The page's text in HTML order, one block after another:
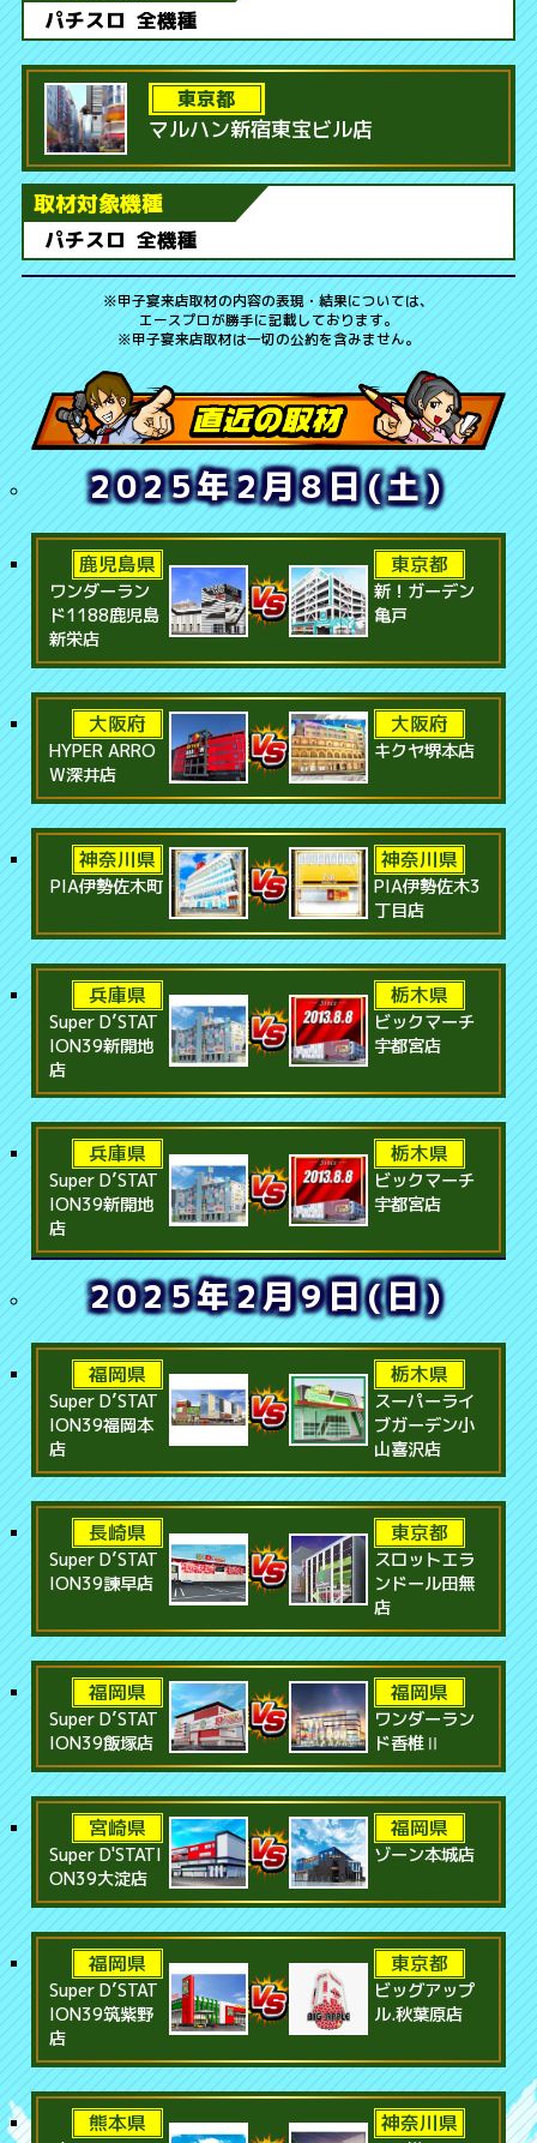
パチスロ 全機種
東京都
マルハン新宿東宝ビル店
取材対象機種
パチスロ 全機種
※甲子宴来店取材の内容の表現・結果については、
エースプロが勝手に記載しております。
※甲子宴来店取材は一切の公約を含みません。
2025年2月8日(土)
鹿児島県
ワンダーラン
ド1188鹿児島
新栄店
東京都
新！ガーデン
亀戸
大阪府
HYPER ARRO
W深井店
大阪府
キクヤ堺本店
神奈川県
PIA伊勢佐木町
神奈川県
PIA伊勢佐木3
丁目店
兵庫県
Super D’STAT
ION39新開地
店
栃木県
ビックマーチ
宇都宮店
兵庫県
Super D’STAT
ION39新開地
店
栃木県
ビックマーチ
宇都宮店
2025年2月9日(日)
福岡県
Super D’STAT
ION39福岡本
店
栃木県
スーパーライ
ブガーデン小
山喜沢店
長崎県
Super D’STAT
ION39諫早店
東京都
スロットエラ
ンドール田無
店
福岡県
Super D’STAT
ION39飯塚店
福岡県
ワンダーラン
ド香椎Ⅱ
宮崎県
Super D'STATI
ON39大淀店
福岡県
ゾーン本城店
福岡県
Super D’STAT
ION39筑紫野
店
東京都
ビッグアップ
ル.秋葉原店
熊本県 神奈川県